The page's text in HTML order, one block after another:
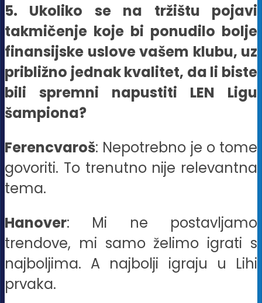
5. Ukoliko se na tržištu pojavi
takmičenje koje bi ponudilo bolje
finansijske uslove vašem klubu, uz
približno jednak kvalitet, da li biste
bili spremni napustiti LEN Ligu
šampiona?
Ferencvaroš: Nepotrebno je o tome
govoriti. To trenutno nije relevantna
tema.
Hanover: Mi ne postavljamo
trendove, mi samo želimo igrati s
najboljima. A najbolji igraju u Lihi
prvaka.